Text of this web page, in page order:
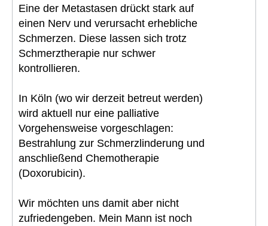
Eine der Metastasen drückt stark auf
einen Nerv und verursacht erhebliche
Schmerzen. Diese lassen sich trotz
Schmerztherapie nur schwer
kontrollieren.
In Köln (wo wir derzeit betreut werden)
wird aktuell nur eine palliative
Vorgehensweise vorgeschlagen:
Bestrahlung zur Schmerzlinderung und
anschließend Chemotherapie
(Doxorubicin).
Wir möchten uns damit aber nicht
zufriedengeben. Mein Mann ist noch